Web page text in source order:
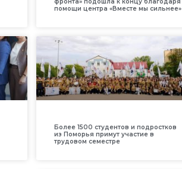
помощи центра «Вместе мы сильнее»
Более 1500 студентов и подростков
из Поморья примут участие в
трудовом семестре